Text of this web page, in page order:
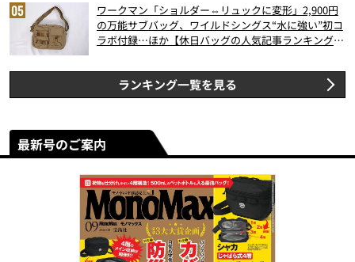
ワークマン「ショルダー⇔リュックに変形」2,900円
の万能サブバッグ、ワイルドシングス“水に強い”初コ
ラボ付録…ほか【休日バッグの人気記事ランキングベ
ランキング一覧を見る
最新号のご案内